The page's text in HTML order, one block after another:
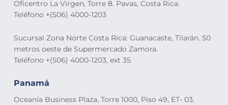
Oficentro La Virgen, Torre 8. Pavas, Costa Rica.
Teléfono +(506) 4000-1203
Sucursal Zona Norte Costa Rica: Guanacaste, Tilarán. 50
metros oeste de Supermercado Zamora.
Teléfono +(506) 4000-1203, ext 35
Panamá
Oceanía Business Plaza, Torre 1000, Piso 49, ET- 03.